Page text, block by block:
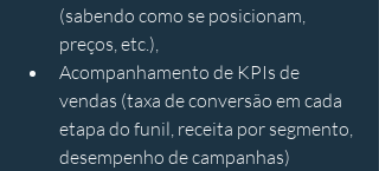
(sabendo como se posicionam,
preços, etc.),
Acompanhamento de KPIs de
vendas (taxa de conversão em cada
etapa do funil, receita por segmento,
desempenho de campanhas)